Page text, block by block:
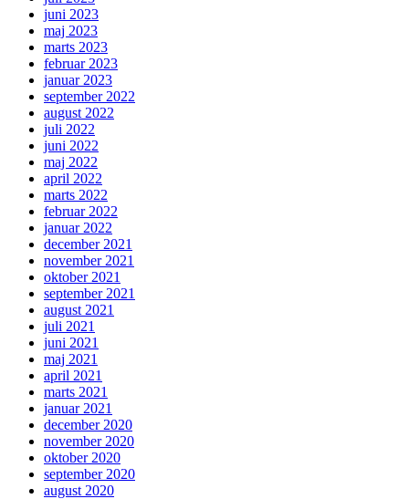
juni 2023
maj 2023
marts 2023
februar 2023
januar 2023
september 2022
august 2022
juli 2022
juni 2022
maj 2022
april 2022
marts 2022
februar 2022
januar 2022
december 2021
november 2021
oktober 2021
september 2021
august 2021
juli 2021
juni 2021
maj 2021
april 2021
marts 2021
januar 2021
december 2020
november 2020
oktober 2020
september 2020
august 2020